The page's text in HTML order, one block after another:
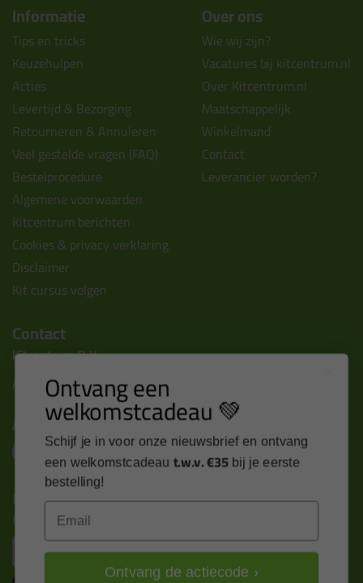
Informatie
Tips en tricks
Keuzehulpen
Acties
Levertijd & Bezorging
Retourneren & Annuleren
Veel gestelde vragen (FAQ)
Bestelprocedure
Algemene voorwaarden
Kitcentrum berichten
Cookies & privacy verklaring
Disclaimer
Kit cursus volgen
Over ons
Wie wij zijn?
Vacatures bij kitcentrum.nl
Over Kitcentrum.nl
Maatschappelijk
Winkelmand
Contact
Leverancier worden?
Contact
Kitcentrum B.V.
Alle contactgegevens >
Altijd op de hoogte blijven?
Nieuws, tips en exclusieve deals rechtstreeks in je
inbox
Ontvang een
welkomstcadeau 💚
Schijf je in voor onze nieuwsbrief en ontvang
een welkomstcadeau t.w.v. €35 bij je eerste
bestelling!
Ontvang de actiecode ›